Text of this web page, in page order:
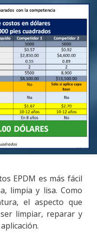
EPDM es más fácil
limpia y lisa. Como
el aspecto que
limpiar, reparar y